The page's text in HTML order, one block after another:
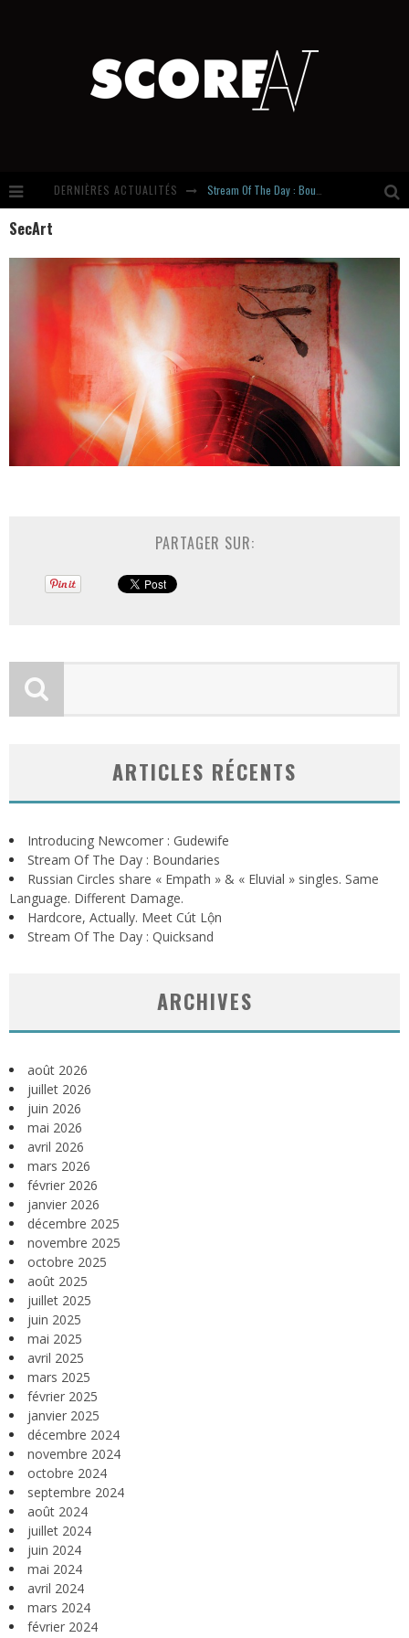
DERNIÈRES ACTUALITÉS
Hardcore, Actually. Meet Cút Lộn
Introducing Newcomer : Gudewife
SecArt
PARTAGER SUR:
ARTICLES RÉCENTS
Introducing Newcomer : Gudewife
Stream Of The Day : Boundaries
Russian Circles share « Empath » & « Eluvial » singles. Same
Language. Different Damage.
Hardcore, Actually. Meet Cút Lộn
Stream Of The Day : Quicksand
ARCHIVES
août 2026
juillet 2026
juin 2026
mai 2026
avril 2026
mars 2026
février 2026
janvier 2026
décembre 2025
novembre 2025
octobre 2025
août 2025
juillet 2025
juin 2025
mai 2025
avril 2025
mars 2025
février 2025
janvier 2025
décembre 2024
novembre 2024
octobre 2024
septembre 2024
août 2024
juillet 2024
juin 2024
mai 2024
avril 2024
mars 2024
février 2024